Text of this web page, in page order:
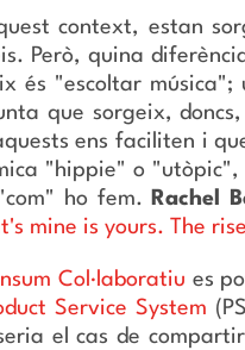
context, estan
Però, quina
és "escoltar
que sorgeix,
ens faciliten i
"hippie" o "utòpic",
ho fem.
Rachel
mine is yours. The
Col·laboratiu es
Service System
el cas de